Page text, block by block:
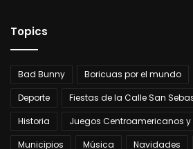
Topics
Bad Bunny Boricuas por el mundo
Deporte
Fiestas de la Calle San
Historia
Juegos Centroamericanos y
Municipios
Música Navidades